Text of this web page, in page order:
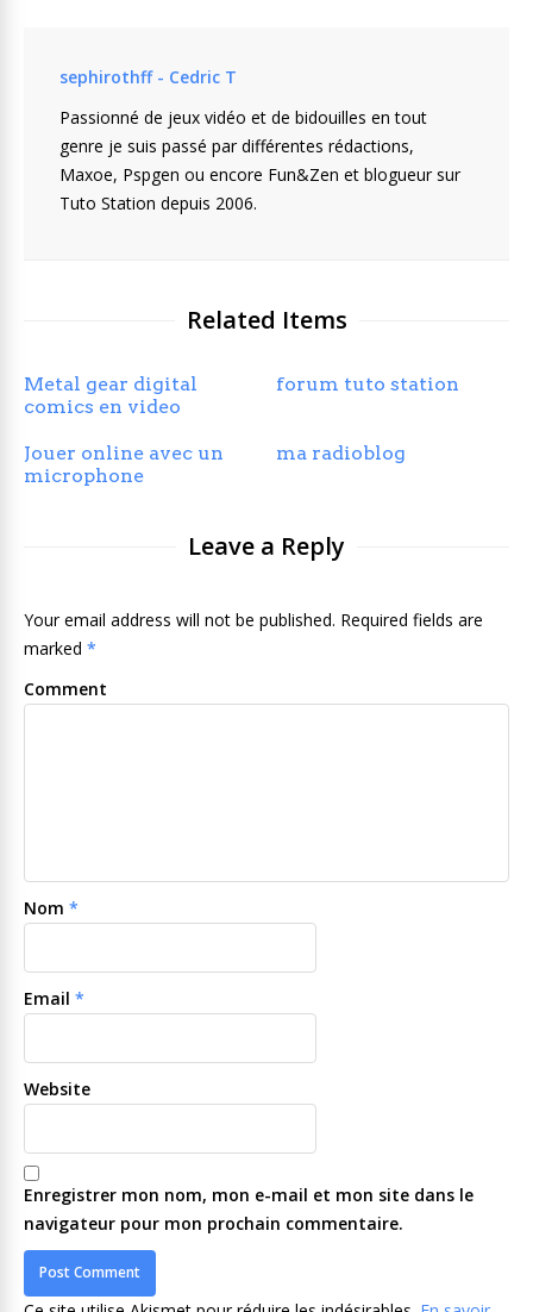
sephirothff - Cedric T
Passionné de jeux vidéo et de bidouilles en tout
genre je suis passé par différentes rédactions,
Maxoe, Pspgen ou encore Fun&Zen et blogueur sur
Tuto Station depuis 2006.
Related Items
Metal gear digital
comics en video
forum tuto station
Jouer online avec un
microphone
ma radioblog
Leave a Reply
Your email address will not be published. Required fields are
marked *
Comment
Nom *
Email *
Website
Enregistrer mon nom, mon e-mail et mon site dans le
navigateur pour mon prochain commentaire.